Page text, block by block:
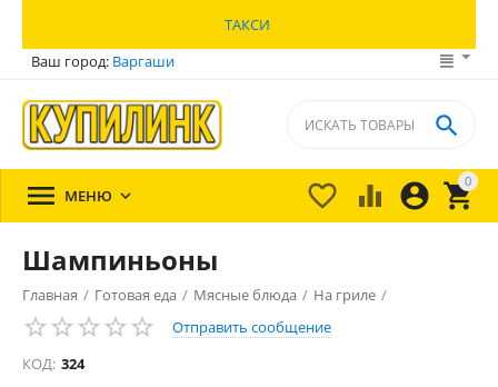
ТАКСИ
Ваш город: Варгаши
0


 

 МЕНЮ 
Шампиньоны
Главная / Готовая еда / Мясные блюда / На гриле /
Отправить сообщение
КОД: 324